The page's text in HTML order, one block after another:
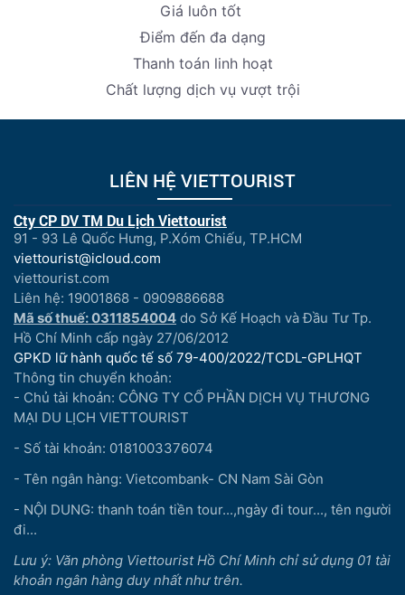
tâm sự cùng bạn bè người thân tại quầy bar.
Giá luôn tốt
Điểm đến đa dạng
Thanh toán linh hoạt
Chất lượng dịch vụ vượt trội
LIÊN HỆ VIETTOURIST
Cty CP DV TM Du Lịch Viettourist
91 - 93 Lê Quốc Hưng, P.Xóm Chiếu, TP.HCM
viettourist@icloud.com
viettourist.com
Liên hệ: 19001868 - 0909886688
Mã số thuế: 0311854004 do Sở Kế Hoạch và Đầu Tư Tp.
Hồ Chí Minh cấp ngày 27/06/2012
GPKD lữ hành quốc tế số 79-400/2022/TCDL-GPLHQT
Thông tin chuyển khoản:
- Chủ tài khoản: CÔNG TY CỔ PHẦN DỊCH VỤ THƯƠNG
MẠI DU LỊCH VIETTOURIST
- Số tài khoản: 0181003376074
- Tên ngân hàng: Vietcombank- CN Nam Sài Gòn
- NỘI DUNG: thanh toán tiền tour...,ngày đi tour..., tên người
đi...
Lưu ý: Văn phòng Viettourist Hồ Chí Minh chỉ sử dụng 01 tài
khoản ngân hàng duy nhất như trên.